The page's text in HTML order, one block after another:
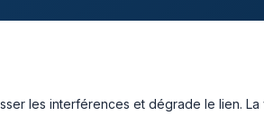
les interférences et dégrade le lien.